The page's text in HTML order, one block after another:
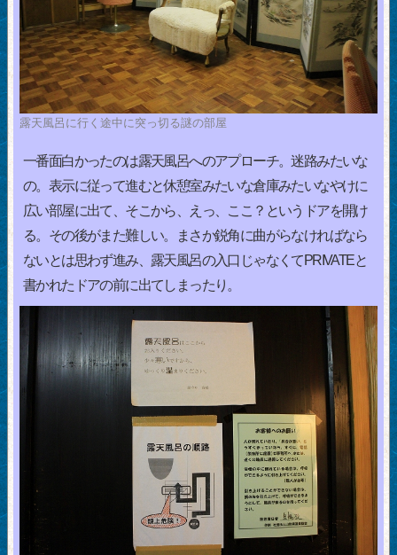
露天風呂に行く途中に突っ切る謎の部屋
一番面白かったのは露天風呂へのアプローチ。迷路みたいな
の。表示に従って進むと休憩室みたいな倉庫みたいなやけに
広い部屋に出て、そこから、えっ、ここ？というドアを開け
る。その後がまた難しい。まさか鋭角に曲がらなければなら
ないとは思わず進み、露天風呂の入口じゃなくてPRIVATEと
書かれたドアの前に出てしまったり。